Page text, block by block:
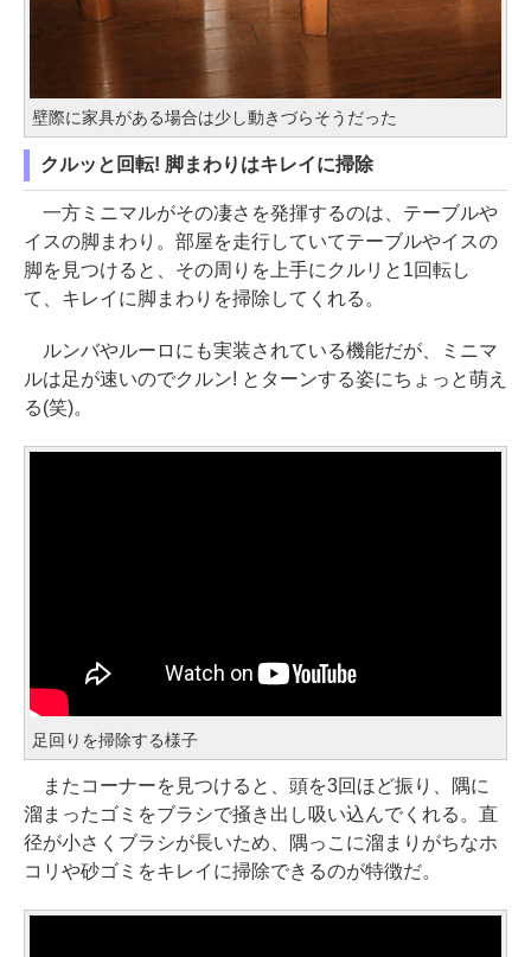
壁際に家具がある場合は少し動きづらそうだった
クルッと回転! 脚まわりはキレイに掃除
一方ミニマルがその凄さを発揮するのは、テーブルや
イスの脚まわり。部屋を走行していてテーブルやイスの
脚を見つけると、その周りを上手にクルリと1回転し
て、キレイに脚まわりを掃除してくれる。
ルンバやルーロにも実装されている機能だが、ミニマ
ルは足が速いのでクルン! とターンする姿にちょっと萌え
る(笑)。
足回りを掃除する様子
またコーナーを見つけると、頭を3回ほど振り、隅に
溜まったゴミをブラシで掻き出し吸い込んでくれる。直
径が小さくブラシが長いため、隅っこに溜まりがちなホ
コリや砂ゴミをキレイに掃除できるのが特徴だ。